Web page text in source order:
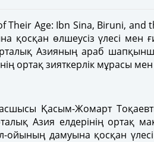
Age: Ibn Sina, Biruni,
қосқан өлшеусіз үлесі мен
Азияның араб
ортақ зияткерлік мұрасы
Қасым-Жомарт
Азия елдерінің ортақ
дамуына қосқан